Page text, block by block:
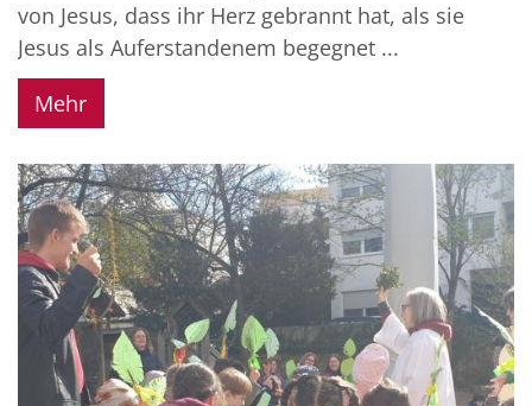
von Jesus, dass ihr Herz gebrannt hat, als sie
Jesus als Auferstandenem begegnet ...
Mehr